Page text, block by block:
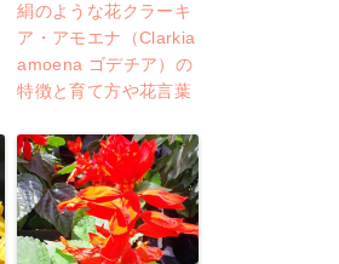
絹のような花クラーキ
ア・アモエナ（Clarkia
amoena ゴデチア）の
特徴と育て方や花言葉